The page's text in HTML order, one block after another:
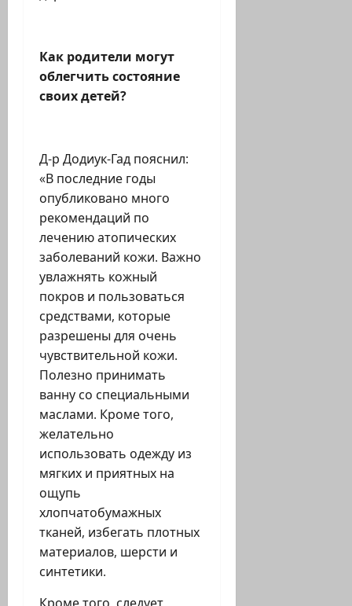
Как родители могут
облегчить состояние
своих детей?
Д-р Додиук-Гад пояснил:
«В последние годы
опубликовано много
рекомендаций по
лечению атопических
заболеваний кожи. Важно
увлажнять кожный
покров и пользоваться
средствами, которые
разрешены для очень
чувствительной кожи.
Полезно принимать
ванну со специальными
маслами. Кроме того,
желательно
использовать одежду из
мягких и приятных на
ощупь
хлопчатобумажных
тканей, избегать плотных
материалов, шерсти и
синтетики.